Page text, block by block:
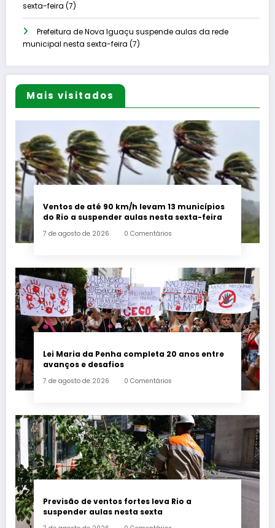
sexta-feira (7)
Prefeitura de Nova Iguaçu suspende aulas da rede
municipal nesta sexta-feira (7)
Mais visitados
Ventos de até 90 km/h levam 13 municípios
do Rio a suspender aulas nesta sexta-feira
7 de agosto de 2026 0 Comentários
Lei Maria da Penha completa 20 anos entre
avanços e desafios
7 de agosto de 2026 0 Comentários
Previsão de ventos fortes leva Rio a
suspender aulas nesta sexta